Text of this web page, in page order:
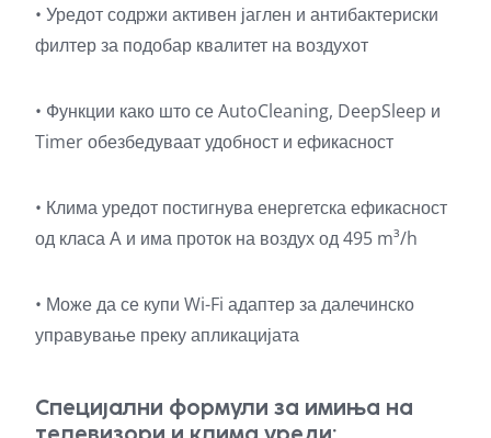
• Уредот содржи активен јаглен и антибактериски
филтер за подобар квалитет на воздухот
• Функции како што се AutoCleaning, DeepSleep и
Timer обезбедуваат удобност и ефикасност
• Клима уредот постигнува енергетска ефикасност
од класа А и има проток на воздух од 495 m³/h
• Може да се купи Wi-Fi адаптер за далечинско
управување преку апликацијата
Специјални формули за имиња на